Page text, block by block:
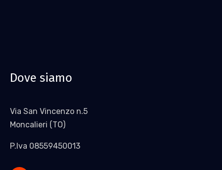
Dove siamo
Via San Vincenzo n.5
Moncalieri (TO)
P.Iva 08559450013